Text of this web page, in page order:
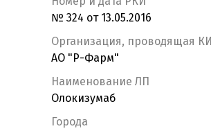
№ 324 от 13.05.2016
Организация, проводящая КИ
АО "Р-Фарм"
Наименование ЛП
Олокизумаб
Города